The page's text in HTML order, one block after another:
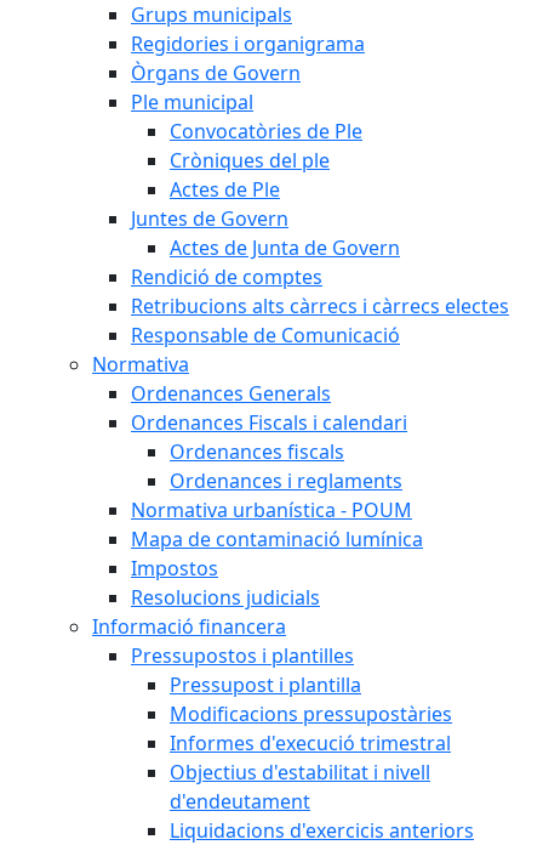
Grups municipals
Regidories i organigrama
Òrgans de Govern
Ple municipal
Convocatòries de Ple
Cròniques del ple
Actes de Ple
Juntes de Govern
Actes de Junta de Govern
Rendició de comptes
Retribucions alts càrrecs i càrrecs electes
Responsable de Comunicació
Normativa
Ordenances Generals
Ordenances Fiscals i calendari
Ordenances fiscals
Ordenances i reglaments
Normativa urbanística - POUM
Mapa de contaminació lumínica
Impostos
Resolucions judicials
Informació financera
Pressupostos i plantilles
Pressupost i plantilla
Modificacions pressupostàries
Informes d'execució trimestral
Objectius d'estabilitat i nivell
d'endeutament
Liquidacions d'exercicis anteriors